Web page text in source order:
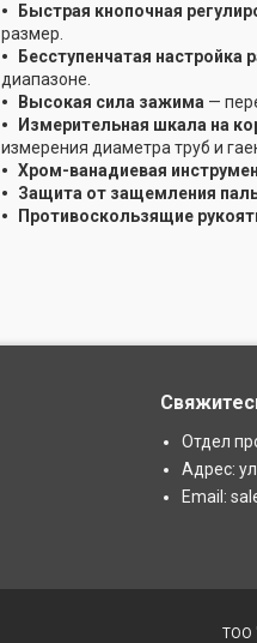
Быстрая кнопочная
размер.
Бесступенчатая настройка
диапазоне.
Высокая сила зажима —
Измерительная шкала на
измерения диаметра труб и
Хром-ванадиевая
Защита от защемления
Противоскользящие
Отдел
Адрес:
Email: